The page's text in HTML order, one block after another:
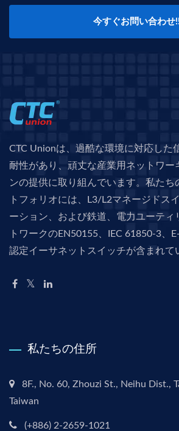
今すぐお問い合わせ
CTC Unionは、過酷な環境に対応した
耐性があり、頑丈な産業用ネットワー
ンの提供に取り組んでいます。私たち
トフォリオには、L3/L2マネージドス
ーション、および鉄道、電力ユーティ
トワークのEN50155、IEC 61850-3、
認定イーサネットスイッチが含まれて
私たちの住所
8F., No. 60, Zhouzi St., Neihu Dist.,
Taiwan
(+886) 2-2659-1021